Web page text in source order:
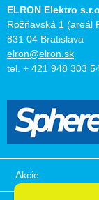
ELRON Elektro
Rožňavská 1 (areál
831 04 Bratislava
elron@elron.sk
tel. + 421 948 303
Akcie